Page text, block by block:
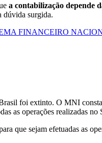
a contabilização depende
dúvida surgida.
FINANCEIRO
foi extinto. O MNI
as operações realizadas
que sejam efetuadas as